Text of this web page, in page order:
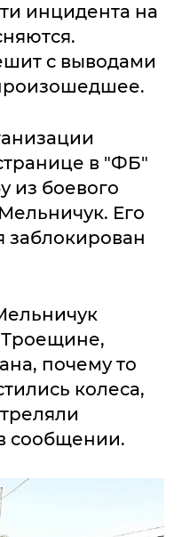
инцидента на
с выводами
в "ФБ"
из боевого
Его
заблокирован
Троещине,
почему то
колеса,
сообщении.